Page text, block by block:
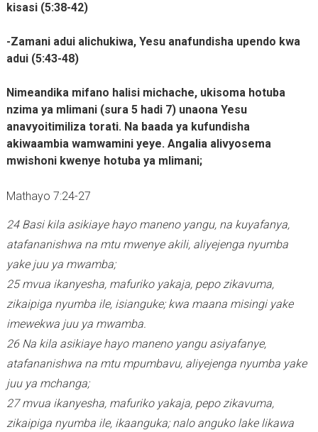
kisasi (5:38-42)
-Zamani adui alichukiwa, Yesu anafundisha upendo kwa
adui (5:43-48)
Nimeandika mifano halisi michache, ukisoma hotuba
nzima ya mlimani (sura 5 hadi 7) unaona Yesu
anavyoitimiliza torati. Na baada ya kufundisha
akiwaambia wamwamini yeye. Angalia alivyosema
mwishoni kwenye hotuba ya mlimani;
Mathayo 7:24-27
24 Basi kila asikiaye hayo maneno yangu, na kuyafanya,
atafananishwa na mtu mwenye akili, aliyejenga nyumba
yake juu ya mwamba;
25 mvua ikanyesha, mafuriko yakaja, pepo zikavuma,
zikaipiga nyumba ile, isianguke; kwa maana misingi yake
imewekwa juu ya mwamba.
26 Na kila asikiaye hayo maneno yangu asiyafanye,
atafananishwa na mtu mpumbavu, aliyejenga nyumba yake
juu ya mchanga;
27 mvua ikanyesha, mafuriko yakaja, pepo zikavuma,
zikaipiga nyumba ile, ikaanguka; nalo anguko lake likawa